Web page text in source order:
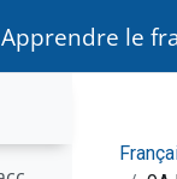
Apprendre le
6A Contacter le 9-1-1 (Interactif)